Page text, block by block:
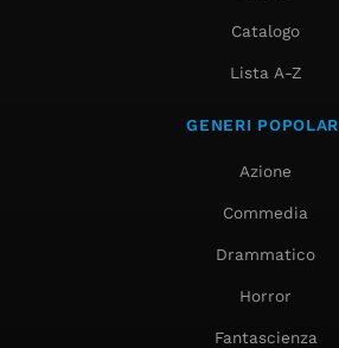
Catalogo
Lista A-Z
GENERI
Azione
Commedia
Drammatico
Horror
Fantascienza